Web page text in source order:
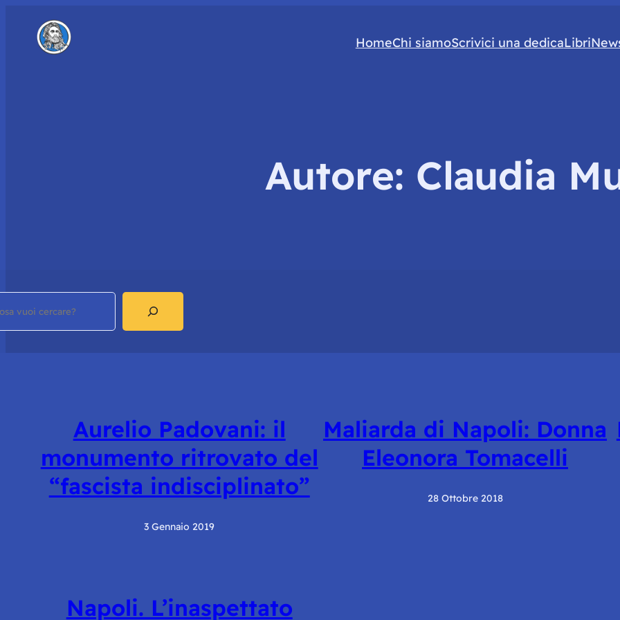
HomeChi siamoScrivici una dedicaLibri
Autore: Claudia
Aurelio Padovani: il
monumento ritrovato del
“fascista indisciplinato”
3 Gennaio 2019
Maliarda di Napoli: Donna
Eleonora Tomacelli
28 Ottobre 2018
Napoli. L’inaspettato